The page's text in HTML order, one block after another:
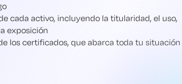
cada activo, incluyendo la titularidad, el uso,
exposición
los certificados, que abarca toda tu situación